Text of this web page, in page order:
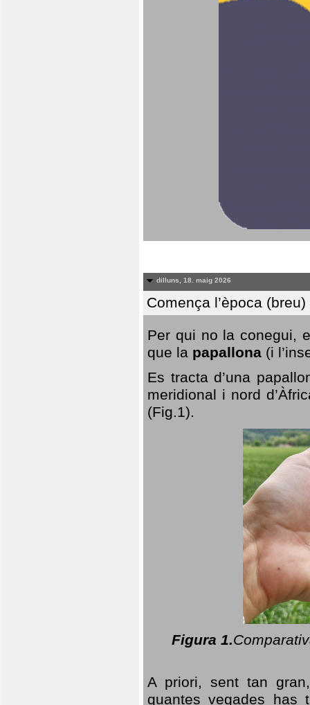
dilluns, 18. maig 2026
Comença l’època
Per qui no la conegui,
que la papallona (i
Es tracta d’una
meridional i nord
(Fig.1).
Figura 1.
A priori, sent tan
quantes vegades has